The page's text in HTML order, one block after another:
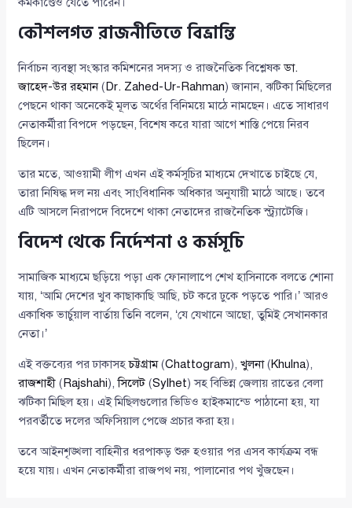
কৌশলগত রাজনীতিতে বিভ্রান্তি
নির্বাচন ব্যবস্থা সংস্কার কমিশনের সদস্য ও রাজনৈতিক বিশ্লেষকডা.
জাহেদ-উর রহমান(Dr. Zahed-Ur-Rahman) জানান, ঝটিকা মিছিলের
পেছনে থাকা অনেকেই মূলত অর্থের বিনিময়ে মাঠে নামছেন। এতে সাধারণ
নেতাকর্মীরা বিপদে পড়ছেন, বিশেষ করে যারা আগে শাস্তি পেয়ে নিরব
ছিলেন।
তার মতে, আওয়ামী লীগ এখন এই কর্মসূচির মাধ্যমে দেখাতে চাইছে যে,
তারা নিষিদ্ধ দল নয় এবং সাংবিধানিক অধিকার অনুযায়ী মাঠে আছে। তবে
এটি আসলে নিরাপদে বিদেশে থাকা নেতাদের রাজনৈতিক স্ট্র্যাটেজি।
বিদেশ থেকে নির্দেশনা ও কর্মসূচি
সামাজিক মাধ্যমে ছড়িয়ে পড়া এক ফোনালাপে শেখ হাসিনাকে বলতে শোনা
যায়, ‘আমি দেশের খুব কাছাকাছি আছি, চট করে ঢুকে পড়তে পারি।’ আরও
একাধিক ভার্চুয়াল বার্তায় তিনি বলেন, ‘যে যেখানে আছো, তুমিই সেখানকার
নেতা।’
এই বক্তব্যের পর ঢাকাসহচট্টগ্রাম(Chattogram),খুলনা(Khulna),
রাজশাহী (Rajshahi),সিলেট (Sylhet) সহ বিভিন্ন জেলায় রাতের বেলা
ঝটিকা মিছিল হয়। এই মিছিলগুলোর ভিডিও হাইকমান্ডে পাঠানো হয়, যা
পরবর্তীতে দলের অফিসিয়াল পেজে প্রচার করা হয়।
তবে আইনশৃঙ্খলা বাহিনীর ধরপাকড় শুরু হওয়ার পর এসব কার্যক্রম বন্ধ
হয়ে যায়। এখন নেতাকর্মীরা রাজপথ নয়, পালানোর পথ খুঁজছেন।